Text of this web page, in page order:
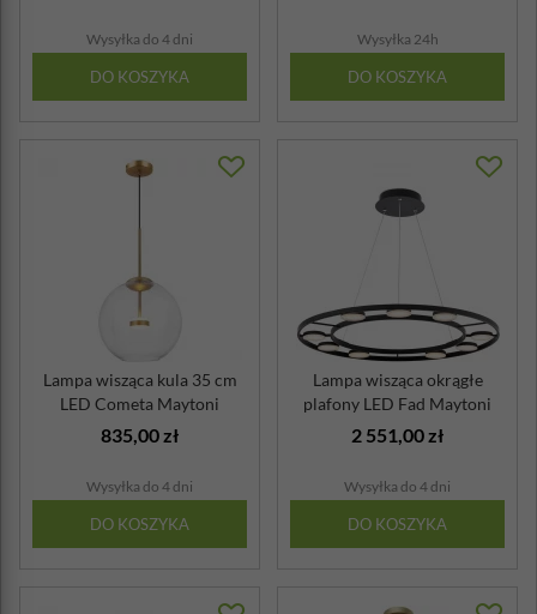
Wysyłka do 4 dni
DO KOSZYKA
Wysyłka 24h
DO KOSZYKA
Lampa wisząca kula 35 cm
LED Cometa Maytoni
835,00 zł
Wysyłka do 4 dni
DO KOSZYKA
Lampa wisząca okrągłe
plafony LED Fad Maytoni
2 551,00 zł
Wysyłka do 4 dni
DO KOSZYKA